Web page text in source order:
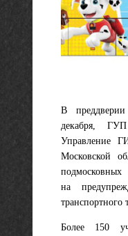
В
декабря,
Управление
Московской
подмосковных
на
транспортного
Более 150